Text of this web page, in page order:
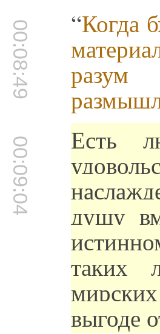
00:08:49 “Когда
разум
00:09:04 Есть
душу
таких
выгоде